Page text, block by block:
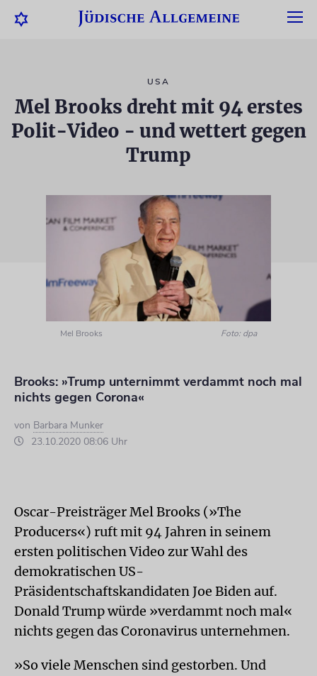
USA
Mel Brooks dreht mit 94 erstes
Polit-Video - und wettert gegen
Trump
Mel Brooks Foto: dpa
Brooks: »Trump unternimmt verdammt noch mal
nichts gegen Corona«
von Barbara Munker
23.10.2020 08:06 Uhr
Oscar-Preisträger Mel Brooks (»The
Producers«) ruft mit 94 Jahren in seinem
ersten politischen Video zur Wahl des
demokratischen US-
Präsidentschaftskandidaten Joe Biden auf.
Donald Trump würde »verdammt noch mal«
nichts gegen das Coronavirus unternehmen.
»So viele Menschen sind gestorben. Und